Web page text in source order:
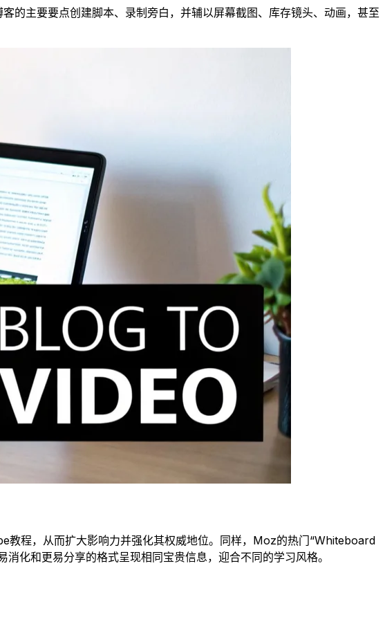
的主要要点创建脚本、录制旁白，并辅以屏幕截图、库存镜头、动画，甚至
程，从而扩大影响力并强化其权威地位。同样，Moz的热门“Whiteboard
化和更易分享的格式呈现相同宝贵信息，迎合不同的学习风格。